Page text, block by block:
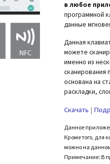
в любое
программной
данные
Данная
можете
именно из
сканирования
основана на
раскладки,
Скачать |
Данное
Кроме того, для
можно на
Примечание: В